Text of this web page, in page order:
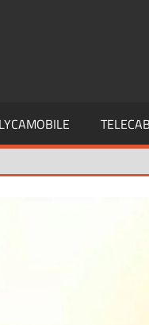
LYCAMOBILE